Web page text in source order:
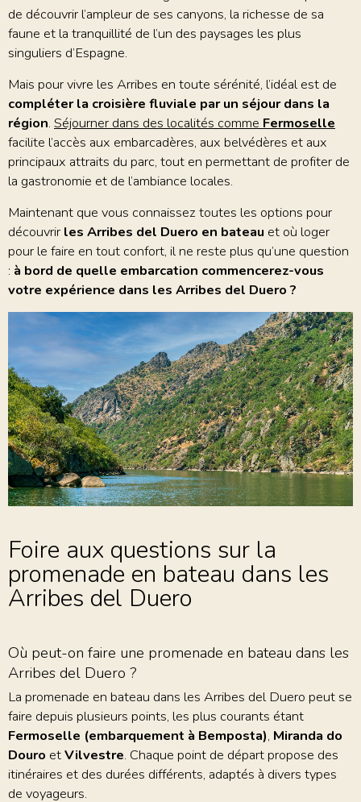
de découvrir l’ampleur de ses canyons, la richesse de sa
faune et la tranquillité de l’un des paysages les plus
singuliers d’Espagne.
Mais pour vivre les Arribes en toute sérénité, l’idéal est de
compléter la croisière fluviale par un séjour dans la
région. Séjourner dans des localités comme Fermoselle
facilite l’accès aux embarcadères, aux belvédères et aux
principaux attraits du parc, tout en permettant de profiter de
la gastronomie et de l’ambiance locales.
Maintenant que vous connaissez toutes les options pour
découvrir les Arribes del Duero en bateau et où loger
pour le faire en tout confort, il ne reste plus qu’une question
: à bord de quelle embarcation commencerez-vous
votre expérience dans les Arribes del Duero ?
Foire aux questions sur la
promenade en bateau dans les
Arribes del Duero
Où peut-on faire une promenade en bateau dans les
Arribes del Duero ?
La promenade en bateau dans les Arribes del Duero peut se
faire depuis plusieurs points, les plus courants étant
Fermoselle (embarquement à Bemposta), Miranda do
Douro etVilvestre. Chaque point de départ propose des
itinéraires et des durées différents, adaptés à divers types
de voyageurs.